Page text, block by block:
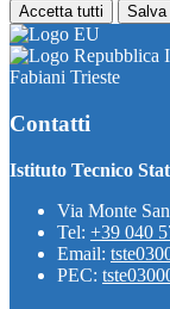
Accetta tutti Salva
Fabiani Trieste
Contatti
Istituto Tecnico
Via Monte
Tel: +39 040
Email:
PEC: